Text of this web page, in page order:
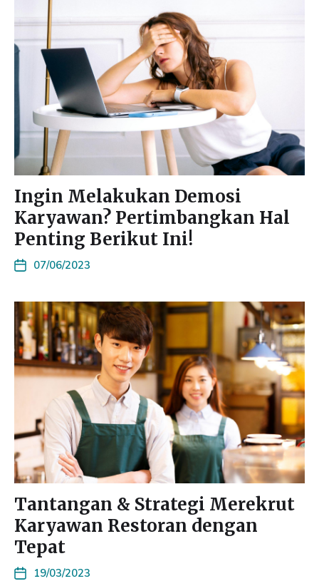
Ingin Melakukan Demosi
Karyawan? Pertimbangkan Hal
Penting Berikut Ini!
07/06/2023
Tantangan & Strategi Merekrut
Karyawan Restoran dengan
Tepat
19/03/2023